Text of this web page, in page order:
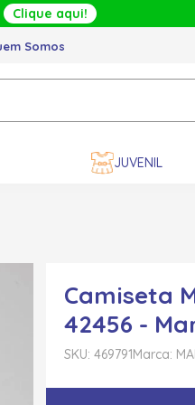
Clique aqui!
Somos
JUVENIL
Camiseta
42456 -
SKU: 469791Marca: